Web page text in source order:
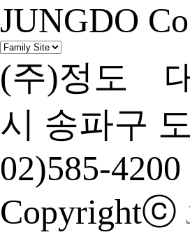
JUNGDO
(주)정도
시 송파구
02)585-
Copyrightⓒ